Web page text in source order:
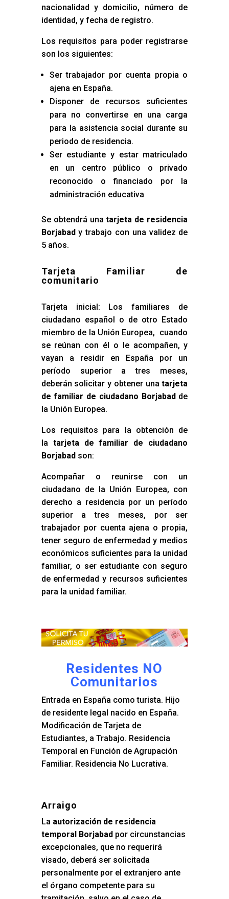
nacionalidad y domicilio, número de
identidad, y fecha de registro.
Los requisitos para poder registrarse
son los siguientes:
Ser trabajador por cuenta propia o
ajena en España.
Disponer de recursos suficientes
para no convertirse en una carga
para la asistencia social durante su
periodo de residencia.
Ser estudiante y estar matriculado
en un centro público o privado
reconocido o financiado por la
administración educativa
Se obtendrá unatarjeta de residencia
Borjabady trabajo con una validez de
5 años.
Tarjeta Familiar de
comunitario
Tarjeta inicial: Los familiares de
ciudadano español o de otro Estado
miembro de la Unión Europea, cuando
se reúnan con él o le acompañen, y
vayan a residir en España por un
período superior a tres meses,
deberán solicitar y obtener unatarjeta
de familiar de ciudadano Borjabadde
la Unión Europea.
Los requisitos para la obtención de
la tarjeta de familiar de ciudadano
Borjabad son:
Acompañar o reunirse con un
ciudadano de la Unión Europea, con
derecho a residencia por un período
superior a tres meses, por ser
trabajador por cuenta ajena o propia,
tener seguro de enfermedad y medios
económicos suficientes para la unidad
familiar, o ser estudiante con seguro
de enfermedad y recursos suficientes
para la unidad familiar.
Residentes NO
Comunitarios
Entrada en España como turista. Hijo
de residente legal nacido en España.
Modificación de Tarjeta de
Estudiantes, a Trabajo. Residencia
Temporal en Función de Agrupación
Familiar. Residencia No Lucrativa.
Arraigo
La autorización de residencia
temporal Borjabadpor circunstancias
excepcionales, que no requerirá
visado, deberá ser solicitada
personalmente por el extranjero ante
el órgano competente para su